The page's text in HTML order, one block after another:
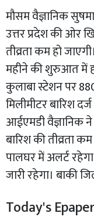
मौसम वैज्ञानिक
उत्तर प्रदेश की ओर
तीव्रता कम हो
महीने की शुरुआत में
कुलाबा स्टेशन पर
मिलीमीटर बारिश
आईएमडी वैज्ञानिक ने
बारिश की तीव्रता
पालघर में अलर्ट
जारी रहेगा। बाकी
Today's